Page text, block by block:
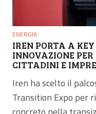
ENERGIA
IREN PORTA A
INNOVAZIONE
CITTADINI E
Iren ha scelto il
Transition Expo per